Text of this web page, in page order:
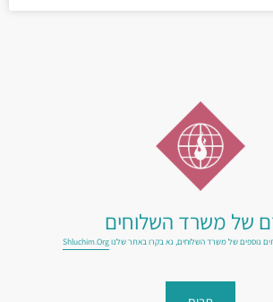
של משרד השלוחים
נוספים של משרד השלוחים, נא בקרו באתר שלנוShluchim.org